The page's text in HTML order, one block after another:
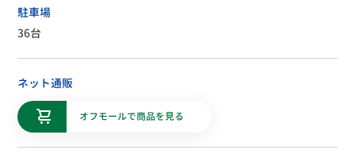
駐車場
36台
ネット通販
オフモールで商品を見る